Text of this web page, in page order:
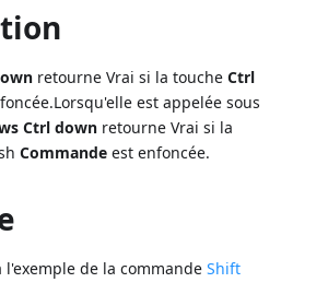
retourne Vrai si la toucheCtrl
est appelée sous
Ctrl down retourne Vrai si la
Commande est enfoncée.
l'exemple de la commandeShift